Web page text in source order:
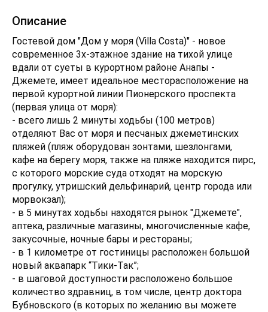
Описание
Гостевой дом "Дом у моря (Villa Costa)" - новое
современное 3х-этажное здание на тихой улице
вдали от суеты в курортном районе Анапы -
Джемете, имеет идеальное месторасположение на
первой курортной линии Пионерского проспекта
(первая улица от моря):
- всего лишь 2 минуты ходьбы (100 метров)
отделяют Вас от моря и песчаных джеметинских
пляжей (пляж оборудован зонтами, шезлонгами,
кафе на берегу моря, также на пляже находится пирс,
с которого морские суда отходят на морскую
прогулку, утришский дельфинарий, центр города или
морвокзал);
- в 5 минутах ходьбы находятся рынок "Джемете",
аптека, различные магазины, многочисленные кафе,
закусочные, ночные бары и рестораны;
- в 1 километре от гостиницы расположен большой
новый аквапарк “Тики-Так”;
- в шаговой доступности расположено большое
количество здравниц, в том числе, центр доктора
Бубновского (в которых по желанию вы можете